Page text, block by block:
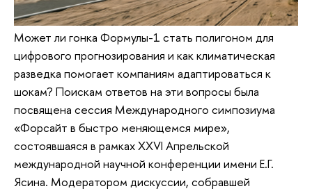
Может ли гонка Формулы-1 стать полигоном для
цифрового прогнозирования и как климатическая
разведка помогает компаниям адаптироваться к
шокам? Поискам ответов на эти вопросы была
посвящена сессия Международного симпозиума
«Форсайт в быстро меняющемся мире»,
состоявшаяся в рамках XXVI Апрельской
международной научной конференции имени Е.Г.
Ясина. Модератором дискуссии, собравшей